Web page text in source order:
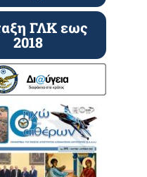
ΓΛΚ εως
2018